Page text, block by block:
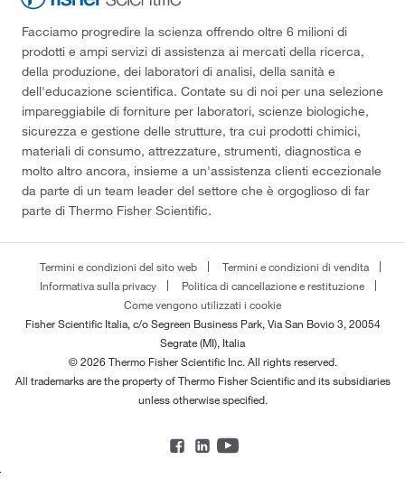
Facciamo progredire la scienza offrendo oltre 6 milioni di
prodotti e ampi servizi di assistenza ai mercati della ricerca,
della produzione, dei laboratori di analisi, della sanità e
dell'educazione scientifica. Contate su di noi per una selezione
impareggiabile di forniture per laboratori, scienze biologiche,
sicurezza e gestione delle strutture, tra cui prodotti chimici,
materiali di consumo, attrezzature, strumenti, diagnostica e
molto altro ancora, insieme a un'assistenza clienti eccezionale
da parte di un team leader del settore che è orgoglioso di far
parte di Thermo Fisher Scientific.
Termini e condizioni del sito web
Termini e condizioni di vendita
Informativa sulla privacy
Politica di cancellazione e restituzione
Come vengono utilizzati i cookie
Fisher Scientific Italia, c/o Segreen Business Park, Via San Bovio 3, 20054
Segrate (MI), Italia
© 2026 Thermo Fisher Scientific Inc. All rights reserved.
All trademarks are the property of Thermo Fisher Scientific and its subsidiaries
unless otherwise specified.